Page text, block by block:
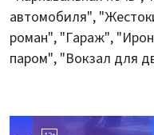
автомобиля",
роман", "Гараж",
паром", "Вокзал для